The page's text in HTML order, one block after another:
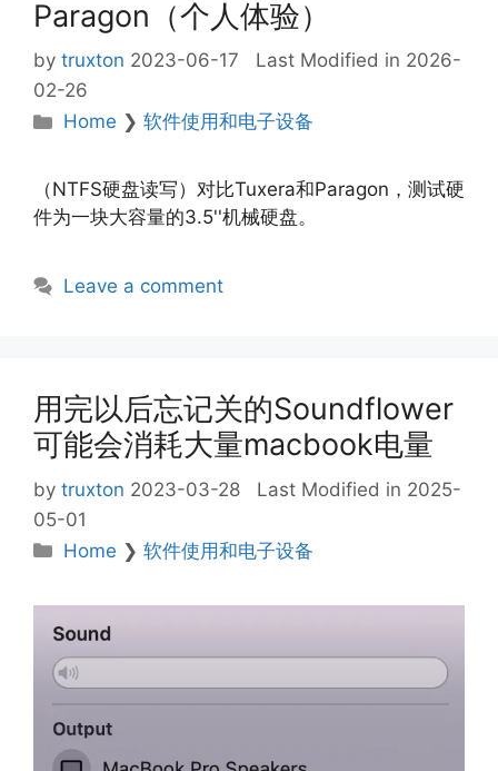
Paragon（个人体验）
by truxton 2023-06-17
Last Modified in 2026-
02-26
Categories
Home ❯软件使用和电子设备
（NTFS硬盘读写）对比Tuxera和Paragon，测试硬
件为一块大容量的3.5''机械硬盘。
Leave a comment
用完以后忘记关的Soundflower
可能会消耗大量macbook电量
by truxton 2023-03-28
Last Modified in 2025-
05-01
Categories
Home ❯软件使用和电子设备